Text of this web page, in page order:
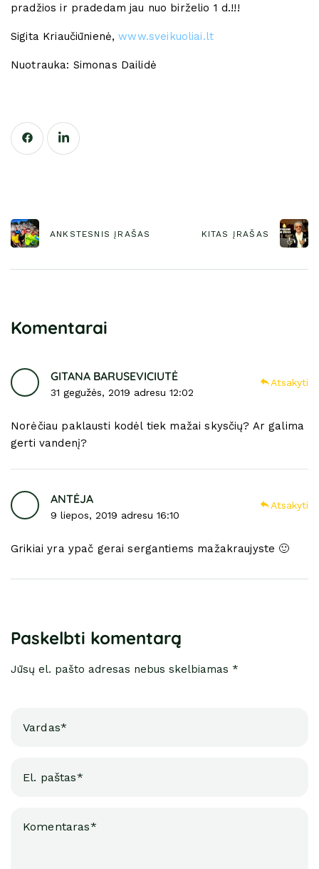
pradžios ir pradedam jau nuo birželio 1 d.!!!
Sigita Kriaučiūnienė,www.sveikuoliai.lt
Nuotrauka: Simonas Dailidė
ANKSTESNIS ĮRAŠAS KITAS ĮRAŠAS
Komentarai
GITANA BARUSEVICIUTĖ
31 gegužės, 2019 adresu 12:02
Atsakyti
Norėčiau paklausti kodėl tiek mažai skysčių? Ar galima
gerti vandenį?
ANTĖJA
9 liepos, 2019 adresu 16:10
Atsakyti
Grikiai yra ypač gerai sergantiems mažakraujyste 🙂
Paskelbti komentarą
Jūsų el. pašto adresas nebus skelbiamas *